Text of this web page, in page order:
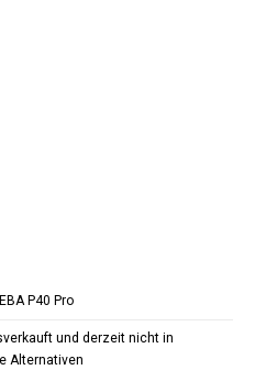
P40 Pro
und derzeit nicht in
Alternativen